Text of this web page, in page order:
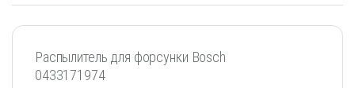
Распылитель для форсунки Bosch
0433171974